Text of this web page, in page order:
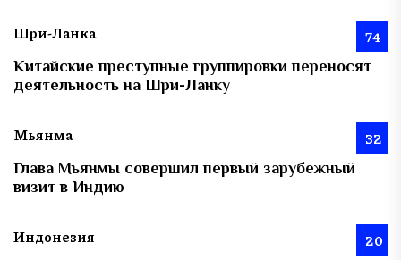
Шри-Ланка 74
Китайские преступные группировки переносят
деятельность на Шри-Ланку
Мьянма 32
Глава Мьянмы совершил первый зарубежный
визит в Индию
Индонезия 20